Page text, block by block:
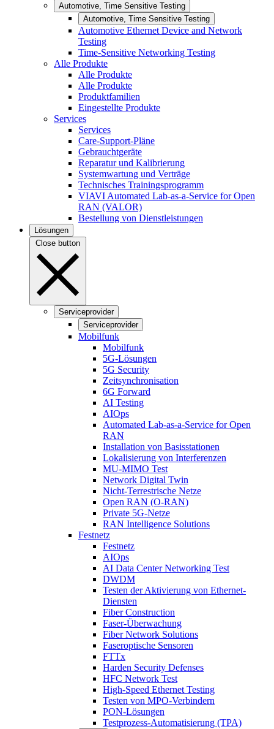
Automotive, Time Sensitive Testing
Automotive, Time Sensitive Testing
Automotive Ethernet Device and Network
Testing
Time-Sensitive Networking Testing
Alle Produkte
Alle Produkte
Alle Produkte
Produktfamilien
Eingestellte Produkte
Services
Services
Care-Support-Pläne
Gebrauchtgeräte
Reparatur und Kalibrierung
Systemwartung und Verträge
Technisches Trainingsprogramm
VIAVI Automated Lab-as-a-Service for Open
RAN (VALOR)
Bestellung von Dienstleistungen
Lösungen
Close button
Serviceprovider
Serviceprovider
Mobilfunk
Mobilfunk
5G-Lösungen
5G Security
Zeitsynchronisation
6G Forward
AI Testing
AIOps
Automated Lab-as-a-Service for Open
RAN
Installation von Basisstationen
Lokalisierung von Interferenzen
MU-MIMO Test
Network Digital Twin
Nicht-Terrestrische Netze
Open RAN (O-RAN)
Private 5G-Netze
RAN Intelligence Solutions
Festnetz
Festnetz
AIOps
AI Data Center Networking Test
DWDM
Testen der Aktivierung von Ethernet-
Diensten
Fiber Construction
Faser-Überwachung
Fiber Network Solutions
Faseroptische Sensoren
FTTx
Harden Security Defenses
HFC Network Test
High-Speed Ethernet Testing
Testen von MPO-Verbindern
PON-Lösungen
Testprozess-Automatisierung (TPA)